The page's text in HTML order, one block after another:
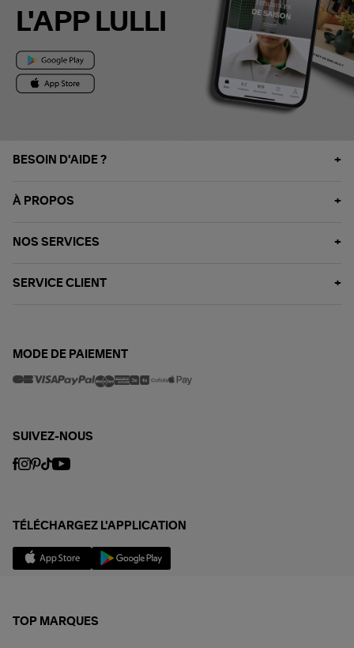
L'APP LULLI
BESOIN D'AIDE ?
À PROPOS
NOS SERVICES
SERVICE CLIENT
MODE DE PAIEMENT
SUIVEZ-NOUS
TÉLÉCHARGEZ L'APPLICATION
TOP MARQUES